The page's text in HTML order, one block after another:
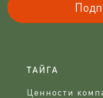
ТАЙГА
Ценности